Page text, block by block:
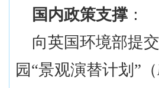
国内政策支撑 ：
向英国环境部提
园 “景观演替计划”（